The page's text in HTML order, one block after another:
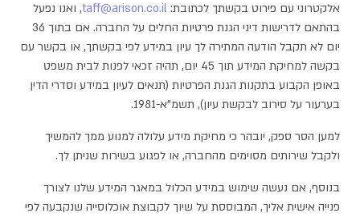
אלקטרוני עם פירוט בקשתך לכתובת: taff@arison.co.il, ואנו נפעל
בהתאם לדרישות דיני הגנת פרטיות החלים על החברה. אם בתוך 36
יום לא תקבל הודעה המתירה לך עיון במידע לפי בקשתך, או בקשר עם
בקשה למחיקת המידע תוך 45 יום, תהיה זכאי לפנות לבית משפט
באופן הקבוע בתקנות הגנת הפרטיות (תנאים לעיון במידע וסדרי הדין
בערעור על סירוב לבקשת עיון), תשמ"א-1981.
למען הסר ספק, יובהר כי מחיקת מידע עלולה למנוע ממך להמשיך
ולקבל שירותים מסוימים מהחברה, או לפגוע בשירות שניתן לך.
בנוסף, אם נעשה שימוש במידע הכלול במאגר המידע שלנו לצורך
פנייה אישית אליך, המבוססת על שיוך לקבוצת אוכלוסייה שנקבעה לפי